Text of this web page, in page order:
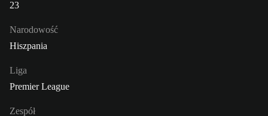
23
Narodowość
Hiszpania
Liga
Premier League
Zespół